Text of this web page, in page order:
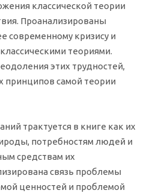
классической теории
Проанализированы
современному кризису и
теориями.
этих трудностей,
самой теории
трактуется в книге как их
потребностям людей и
средствам их
связь проблемы
ценностей и проблемой